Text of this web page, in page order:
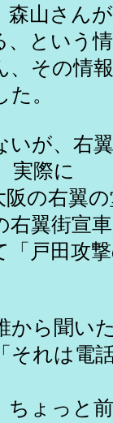
山さん
、という
、その情
。
が、右
実際に
阪の右翼
翼街宣
「戸田攻
ら聞い
それは電
ょっと